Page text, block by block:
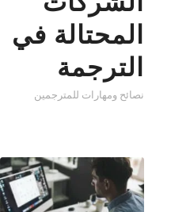
المحتالة في
الترجمة
نصائح ومهارات للمترجمين